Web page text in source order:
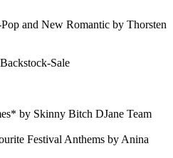
and New Romantic by Thorsten
Sale
by Skinny Bitch DJane Team
Festival Anthems by Anina